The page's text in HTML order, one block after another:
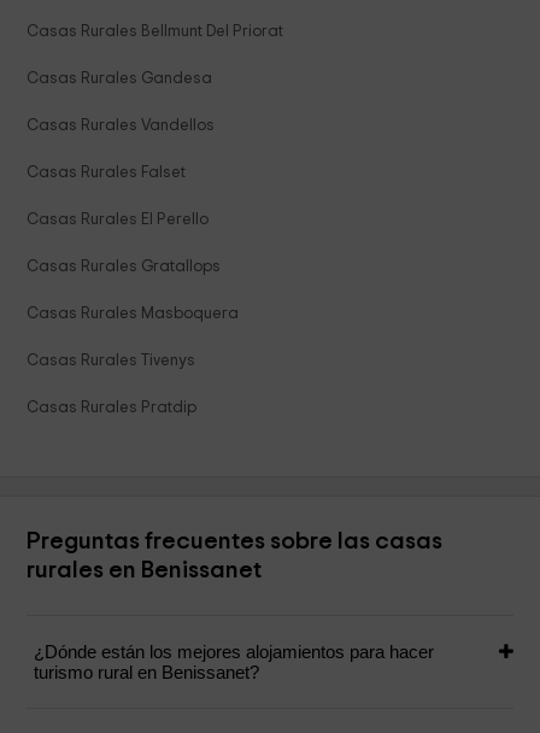
Casas Rurales Bellmunt Del Priorat
Casas Rurales Gandesa
Casas Rurales Vandellos
Casas Rurales Falset
Casas Rurales El Perello
Casas Rurales Gratallops
Casas Rurales Masboquera
Casas Rurales Tivenys
Casas Rurales Pratdip
Preguntas frecuentes sobre las casas
rurales en Benissanet
¿Dónde están los mejores alojamientos para hacer
turismo rural en Benissanet?